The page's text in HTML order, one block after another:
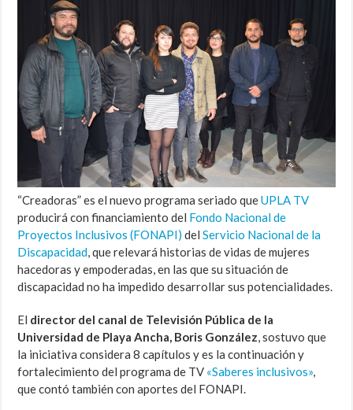
“Creadoras” es el nuevo programa seriado queUPLA TV
producirá con financiamiento del Fondo Nacional de
Proyectos Inclusivos (FONAPI) delServicio Nacional de la
Discapacidad, que relevará historias de vidas de mujeres
hacedoras y empoderadas, en las que su situación de
discapacidad no ha impedido desarrollar sus potencialidades.
El director del canal de Televisión Pública de la
Universidad de Playa Ancha, Boris González, sostuvo que
la iniciativa considera 8 capítulos y es la continuación y
fortalecimiento del programa de TV «Saberes inclusivos»,
que contó también con aportes del FONAPI.